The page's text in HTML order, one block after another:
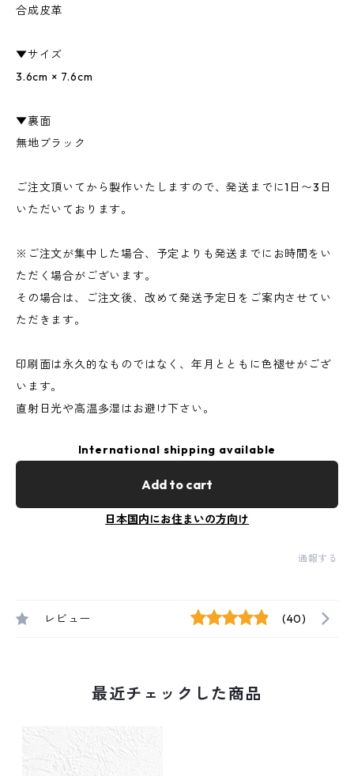
合成皮革
▼サイズ
3.6cm × 7.6cm
▼裏面
無地ブラック
ご注文頂いてから製作いたしますので、発送までに1日〜3日
いただいております。
※ご注文が集中した場合、予定よりも発送までにお時間をい
ただく場合がございます。
その場合は、ご注文後、改めて発送予定日をご案内させてい
ただきます。
印刷面は永久的なものではなく、年月とともに色褪せがござ
います。
直射日光や高温多湿はお避け下さい。
International shipping available
Add to cart
日本国内にお住まいの方向け
通報する
レビュー (40)
最近チェックした商品